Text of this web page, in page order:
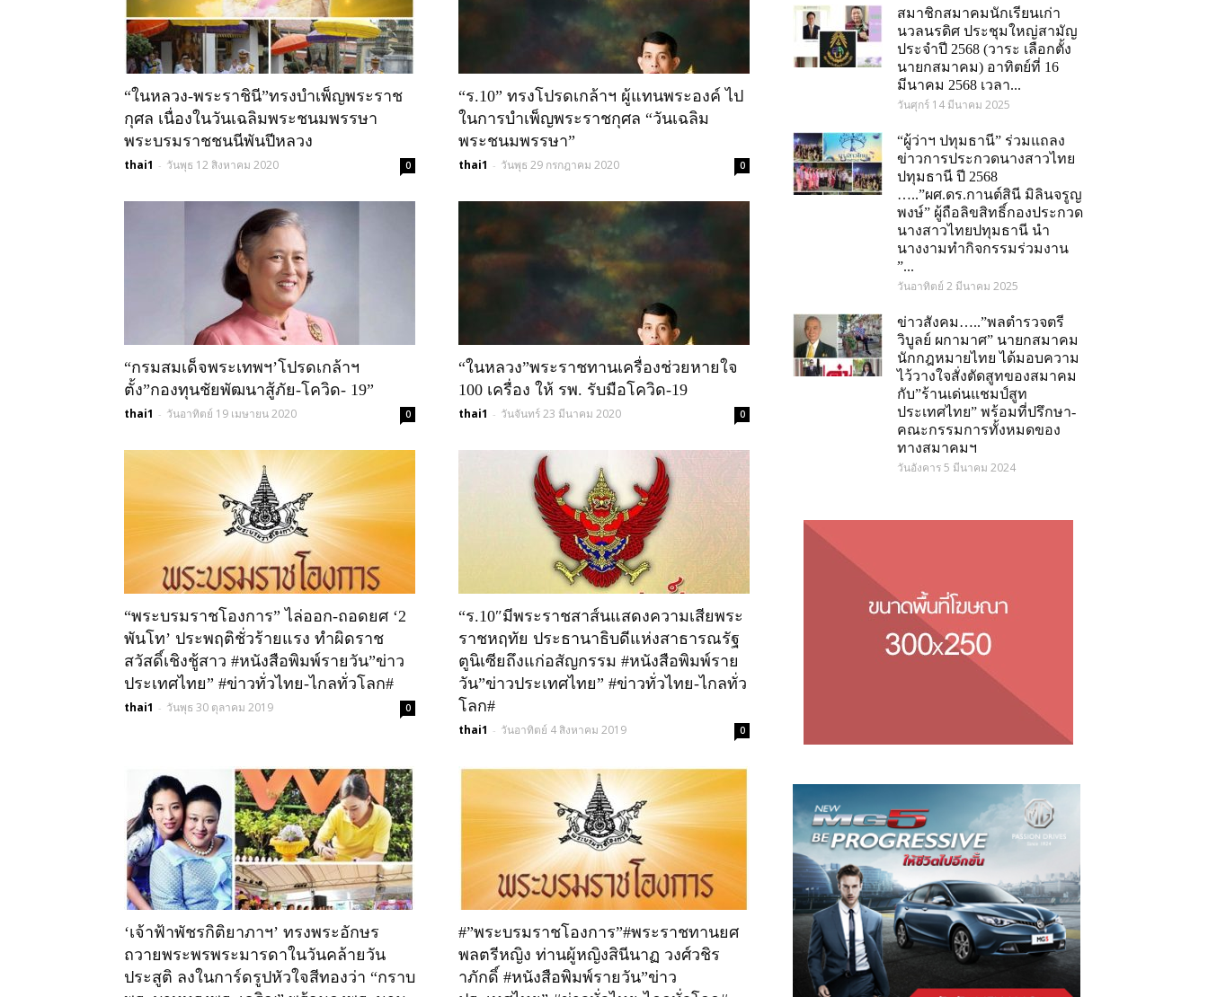
https;//www.thailandworldnews.com
“ในหลวง-พระราชินี”ทรงบำเพ็ญพระราช
กุศล เนื่องในวันเฉลิมพระชนมพรรษา
พระบรมราชชนนีพันปีหลวง
thai1 - วันพุธ 12 สิงหาคม 2020 0
“ร.10” ทรงโปรดเกล้าฯ ผู้แทนพระองค์ ไป
ในการบำเพ็ญพระราชกุศล “วันเฉลิม
พระชนมพรรษา”
thai1 - วันพุธ 29 กรกฎาคม 2020 0
“กรมสมเด็จพระเทพฯ’โปรดเกล้าฯ
ตั้ง”กองทุนชัยพัฒนาสู้ภัย-โควิด- 19”
thai1 - วันอาทิตย์ 19 เมษายน 2020 0
“ในหลวง”พระราชทานเครื่องช่วยหายใจ
100 เครื่อง ให้ รพ. รับมือโควิด-19
thai1 - วันจันทร์ 23 มีนาคม 2020 0
“พระบรมราชโองการ” ไล่ออก-ถอดยศ ‘2
พันโท’ ประพฤติชั่วร้ายแรง ทำผิดราช
สวัสดิ์เชิงชู้สาว #หนังสือพิมพ์รายวัน”ข่าว
ประเทศไทย” #ข่าวทั่วไทย-ไกลทั่วโลก#
thai1 - วันพุธ 30 ตุลาคม 2019 0
“ร.10″มีพระราชสาส์นแสดงความเสียพระ
ราชหฤทัย ประธานาธิบดีแห่งสาธารณรัฐ
ตูนิเซียถึงแก่อสัญกรรม #หนังสือพิมพ์ราย
วัน”ข่าวประเทศไทย” #ข่าวทั่วไทย-ไกลทั่ว
โลก#
thai1 - วันอาทิตย์ 4 สิงหาคม 2019 0
‘เจ้าฟ้าพัชรกิติยาภาฯ’ ทรงพระอักษร
ถวายพระพรพระมารดาในวันคล้ายวัน
ประสูติ ลงในการ์ดรูปหัวใจสีทองว่า “กราบ
#”พระบรมราชโองการ”#พระราชทานยศ
พลตรีหญิง ท่านผู้หญิงสินีนาฏ วงศ์วชิร
าภักดิ์ #หนังสือพิมพ์รายวัน”ข่าว
สมาชิกสมาคมนักเรียนเก่า
นวลนรดิศ ประชุมใหญ่สามัญ
ประจำปี 2568 (วาระ เลือกตั้ง
นายกสมาคม) อาทิตย์ที่ 16
มีนาคม 2568 เวลา...
วันศุกร์ 14 มีนาคม 2025
“ผู้ว่าฯ ปทุมธานี” ร่วมแถลง
ข่าวการประกวดนางสาวไทย
ปทุมธานี ปี 2568
…..”ผศ.ดร.กานต์สินี มิลินจรูญ
พงษ์” ผู้ถือลิขสิทธิ์กองประกวด
นางสาวไทยปทุมธานี นำ
นางงามทำกิจกรรมร่วมงาน
”...
วันอาทิตย์ 2 มีนาคม 2025
ข่าวสังคม…..”พลตำรวจตรี
วิบูลย์ ผกามาศ” นายกสมาคม
นักกฎหมายไทย ได้มอบความ
ไว้วางใจสั่งตัดสูทของสมาคม
กับ”ร้านเด่นแชมป์สูท
ประเทศไทย” พร้อมที่ปรึกษา-
คณะกรรมการทั้งหมดของ
ทางสมาคมฯ
วันอังคาร 5 มีนาคม 2024